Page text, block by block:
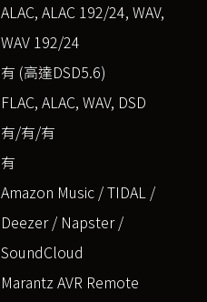
ALAC, ALAC 192/24, WAV,
WAV 192/24
有 (高達DSD5.6)
FLAC, ALAC, WAV, DSD
有/有/有
有
Amazon Music / TIDAL /
Deezer / Napster /
SoundCloud
Marantz AVR Remote